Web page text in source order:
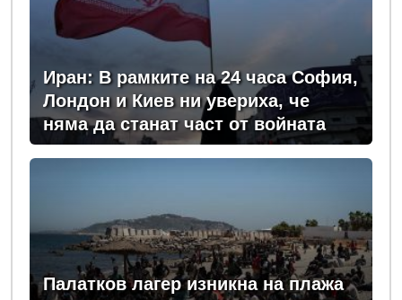
Иран: В рамките на 24 часа София,
Лондон и Киев ни увериха, че
няма да станат част от войната
Палатков лагер изникна на плажа